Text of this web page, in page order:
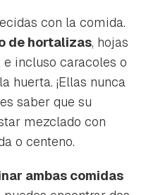
con la comida.
de hortalizas, hojas
incluso caracoles o
huerta. ¡Ellas nunca
saber que su
mezclado con
o centeno.
ambas comidas